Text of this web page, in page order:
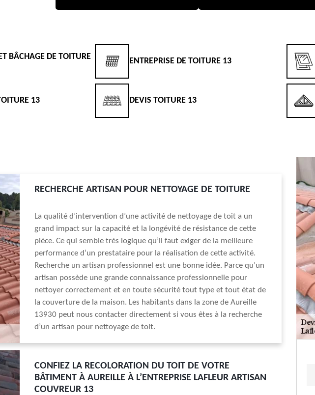
BÂCHAGE DE TOITURE
13
ENTREPRISE DE TOITURE 13
DEVIS TOITURE 13
RECHERCHE ARTISAN POUR NETTOYAGE DE TOITURE
La qualité d’intervention d’une activité de nettoyage de toit a un
grand impact sur la capacité et la longévité de résistance de cette
pièce. Ce qui semble très logique qu’il faut exiger de la meilleure
performance d’un prestataire pour la réalisation de cette activité.
Recherche un artisan professionnel est une bonne idée. Parce qu’un
artisan possède une grande connaissance professionnelle pour
nettoyer correctement et en toute sécurité tout type et tout état de
la couverture de la maison. Les habitants dans la zone de Aureille
13930 peut nous contacter directement si vous êtes à la recherche
d’un artisan pour nettoyage de toit.
CONFIEZ LA RECOLORATION DU TOIT DE VOTRE
BÂTIMENT À AUREILLE À L’ENTREPRISE LAFLEUR ARTISAN
COUVREUR 13